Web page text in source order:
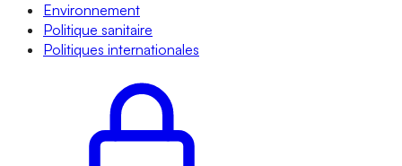
Environnement
Politique sanitaire
Politiques internationales